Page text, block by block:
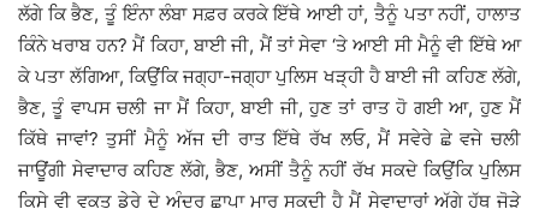
ਲੱਗੇ ਕਿ ਭੈਣ, ਤੂੰ ਇੰਨਾ ਲੰਬਾ ਸਫ਼ਰ ਕਰਕੇ ਇੱਥੇ ਆਈ ਹਾਂ, ਤੈਨੂੰ ਪਤਾ ਨਹੀਂ, ਹਾਲਾਤ
ਕਿੰਨੇ ਖਰਾਬ ਹਨ? ਮੈਂ ਕਿਹਾ, ਬਾਈ ਜੀ, ਮੈਂ ਤਾਂ ਸੇਵਾ ‘ਤੇ ਆਈ ਸੀ ਮੈਨੂੰ ਵੀ ਇੱਥੇ ਆ
ਕੇ ਪਤਾ ਲੱਗਿਆ, ਕਿਉਂਕਿ ਜਗ੍ਹਾ-ਜਗ੍ਹਾ ਪੁਲਿਸ ਖੜ੍ਹੀ ਹੈ ਬਾਈ ਜੀ ਕਹਿਣ ਲੱਗੇ,
ਭੈਣ, ਤੂੰ ਵਾਪਸ ਚਲੀ ਜਾ ਮੈਂ ਕਿਹਾ, ਬਾਈ ਜੀ, ਹੁਣ ਤਾਂ ਰਾਤ ਹੋ ਗਈ ਆ, ਹੁਣ ਮੈਂ
ਕਿੱਥੇ ਜਾਵਾਂ? ਤੁਸੀਂ ਮੈਨੂੰ ਅੱਜ ਦੀ ਰਾਤ ਇੱਥੇ ਰੱਖ ਲਓ, ਮੈਂ ਸਵੇਰੇ ਛੇ ਵਜੇ ਚਲੀ
ਜਾਊਂਗੀ ਸੇਵਾਦਾਰ ਕਹਿਣ ਲੱਗੇ, ਭੈਣ, ਅਸੀਂ ਤੈਨੂੰ ਨਹੀਂ ਰੱਖ ਸਕਦੇ ਕਿਉਂਕਿ ਪੁਲਿਸ
ਕਿਸੇ ਵੀ ਵਕਤ ਡੇਰੇ ਦੇ ਅੰਦਰ ਛਾਪਾ ਮਾਰ ਸਕਦੀ ਹੈ ਮੈਂ ਸੇਵਾਦਾਰਾਂ ਅੱਗੇ ਹੱਥ ਜੋੜੇ